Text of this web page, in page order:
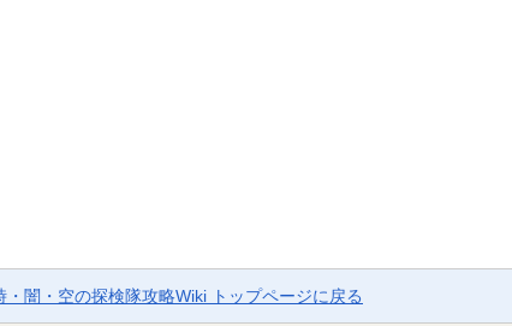
闇・空の探検隊攻略Wiki トップページに戻る